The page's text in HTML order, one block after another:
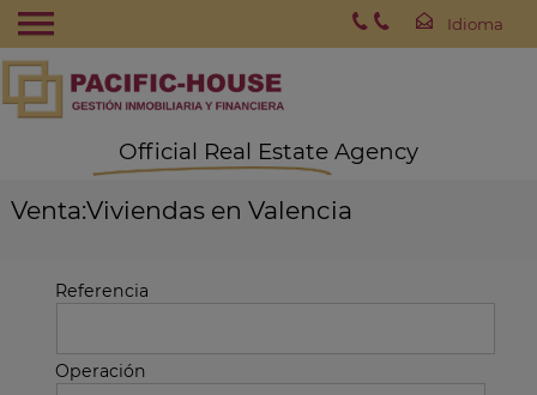
Official Real Estate Agency
Venta:Viviendas en Valencia
Referencia
Operación